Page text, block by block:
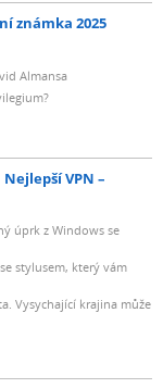
známka 2025
Almansa
Nejlepší VPN –
úprk z Windows se
stylusem, který vám
Vysychající krajina může